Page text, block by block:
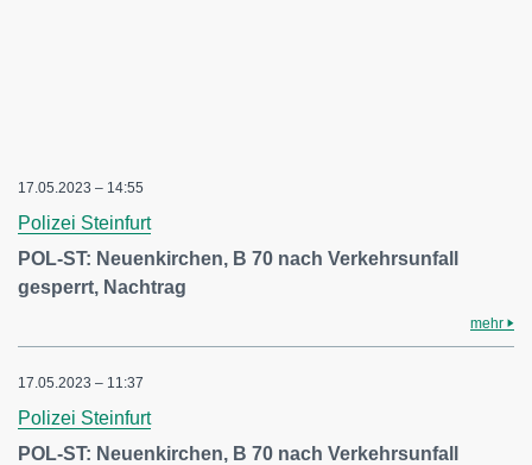
17.05.2023 – 14:55
Polizei Steinfurt
POL-ST: Neuenkirchen, B 70 nach Verkehrsunfall
gesperrt, Nachtrag
mehr
17.05.2023 – 11:37
Polizei Steinfurt
POL-ST: Neuenkirchen, B 70 nach Verkehrsunfall